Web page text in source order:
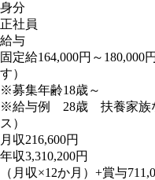
身分
正社員
給与
固定給164,000円～180,000
す）
※募集年齢18歳～
※給与例 28歳 扶養家族
ス）
月収216,600円
年収3,310,200円
（月収×12か月）+賞与